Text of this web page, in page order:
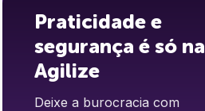
Praticidade e
segurança é só na
Agilize
Deixe a burocracia com